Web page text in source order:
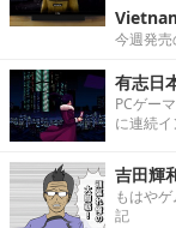
今週発売
有志日
PCゲー
に連続イ
吉田輝
もはや
記